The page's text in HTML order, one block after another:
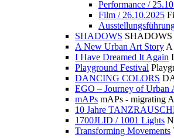
Performance /
Film / 26.10.2025
SHADOWS SHADOWS
A New Urban Art Story A
I Have Dreamed It Again
Playground Festival
DANCING COLORS
EGO – Journey of Urban
mAPs mAPs - migrating
10 Jahre
1700JLID / 1001 Lights
Transforming Movements